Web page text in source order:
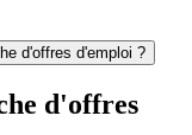
d'offres d'emploi ?
d'offres